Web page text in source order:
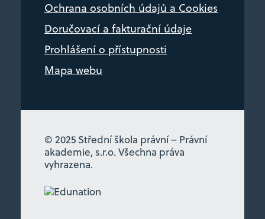
Ochrana osobních údajů a Cookies
Doručovací a fakturační údaje
Prohlášení o přístupnosti
Mapa webu
© 2025 Střední škola právní – Právní
akademie, s.r.o. Všechna práva
vyhrazena.